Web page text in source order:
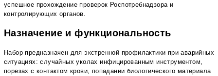
успешное прохождение проверок Роспотребнадзора и
контролирующих органов.
Назначение и функциональность
Набор предназначен для экстренной профилактики при аварийных
ситуациях: случайных уколах инфицированным инструментом,
порезах с контактом крови, попадании биологического материала